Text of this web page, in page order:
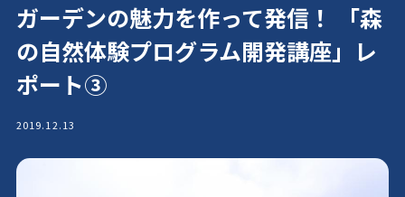
ガーデンの魅力を作って発信！ 「森
の自然体験プログラム開発講座」レ
ポート③
2019.12.13